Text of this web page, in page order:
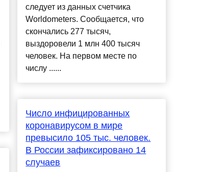
следует из данных счетчика
Worldometers. Сообщается, что
скончались 277 тысяч,
выздоровели 1 млн 400 тысяч
человек. На первом месте по
числу ......
Число инфицированных
коронавирусом в мире
превысило 105 тыс. человек.
В России зафиксировано 14
случаев